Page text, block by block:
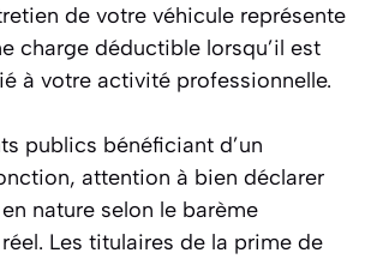
de votre véhicule représente
charge déductible lorsqu’il est
à votre activité professionnelle.
publics bénéficiant d’un
attention à bien déclarer
nature selon le barème
Les titulaires de la prime de